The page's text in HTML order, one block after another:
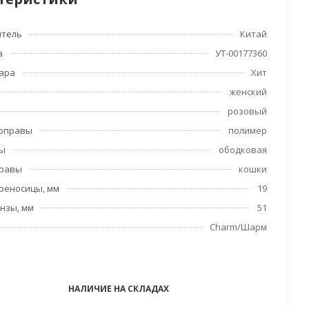
Китай
УТ-00177360
Хит
женский
розовый
полимер
ободковая
кошки
мм
19
мм
51
Charm/Шарм
НАЛИЧИЕ НА СКЛАДАХ